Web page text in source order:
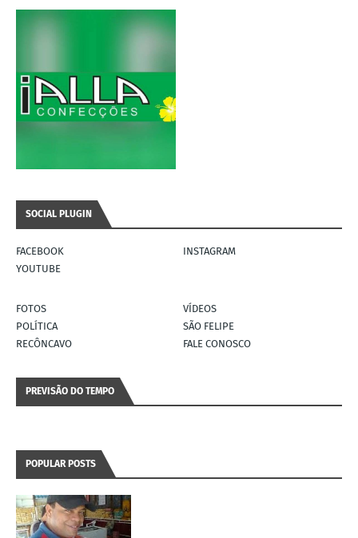
SOCIAL PLUGIN
FACEBOOK
INSTAGRAM
YOUTUBE
FOTOS
VÍDEOS
POLÍTICA
SÃO FELIPE
RECÔNCAVO
FALE CONOSCO
PREVISÃO DO TEMPO
POPULAR POSTS